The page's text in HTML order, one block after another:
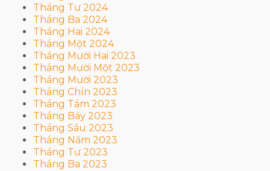
Tháng Tư 2024
Tháng Ba 2024
Tháng Hai 2024
Tháng Một 2024
Tháng Mười Hai 2023
Tháng Mười Một 2023
Tháng Mười 2023
Tháng Chín 2023
Tháng Tám 2023
Tháng Bảy 2023
Tháng Sáu 2023
Tháng Năm 2023
Tháng Tư 2023
Tháng Ba 2023